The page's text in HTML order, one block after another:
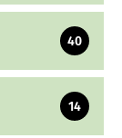
40
14